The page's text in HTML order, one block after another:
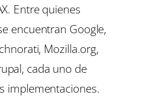
Entre quienes
encuentran Google,
Mozilla.org,
cada uno de
implementaciones.